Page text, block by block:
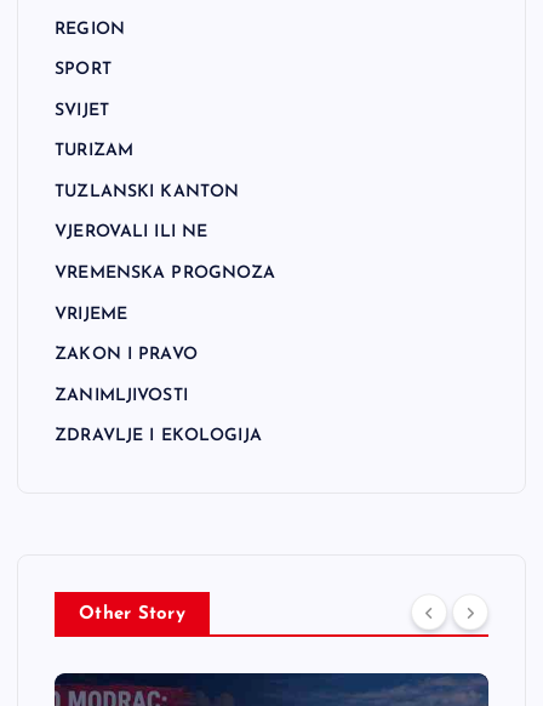
REGION
SPORT
SVIJET
TURIZAM
TUZLANSKI KANTON
VJEROVALI ILI NE
VREMENSKA PROGNOZA
VRIJEME
ZAKON I PRAVO
ZANIMLJIVOSTI
ZDRAVLJE I EKOLOGIJA
Other Story